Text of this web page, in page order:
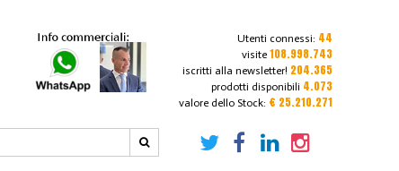
Utenti connessi: 44
visite 108.998.743
iscritti alla newsletter! 204.365
prodotti disponibili 4.073
valore dello Stock: € 25.210.271